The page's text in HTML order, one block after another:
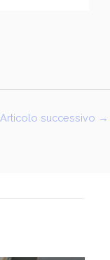
Articolo successivo →